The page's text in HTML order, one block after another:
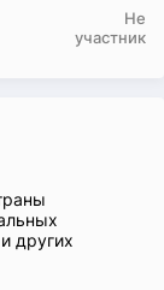
Не
участник
других